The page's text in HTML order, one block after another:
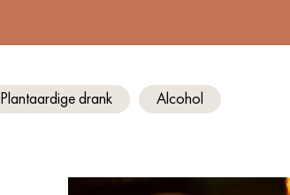
Plantaardige drank Alcohol